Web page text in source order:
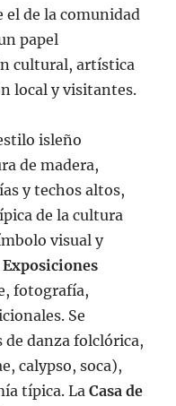
el de la comunidad
papel
cultural, artística
local y visitantes.
isleño
de madera,
y techos altos,
de la cultura
visual y
Exposiciones
fotografía,
Se
danza folclórica,
calypso, soca),
típica. LaCasa de